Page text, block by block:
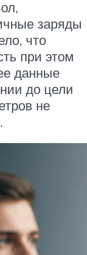
заряды
что
при этом
данные
до цели
не